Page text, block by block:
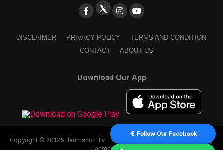
DISCLAIMER PRIVACY POLICY
TERMS AND CONDITION
CONTACT
ABOUT US
Download Our App
Copyright © 20125 Janmanch Tv . Theme by SSDIGIMARK. powered by
Janmanch TV.
Follow Our Facebook